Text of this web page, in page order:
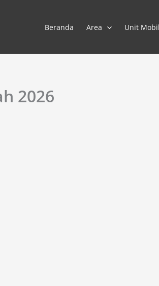
Beranda Area Unit Mobil
2026